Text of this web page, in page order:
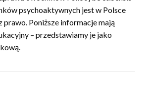
psychoaktywnych jest w Polsce
prawo. Poniższe informacje mają
– przedstawiamy je jako